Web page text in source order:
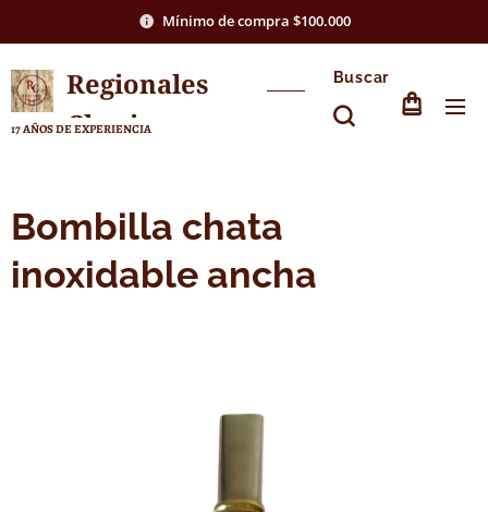
Mínimo de compra $100.000
Regionales
Chasico
17 AÑOS DE EXPERIENCIA
Buscar
Bombilla chata
inoxidable ancha